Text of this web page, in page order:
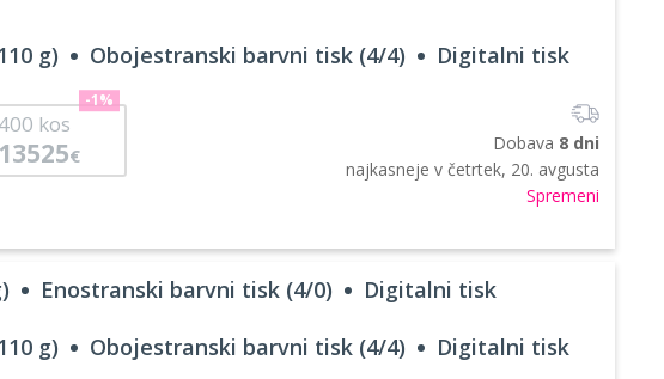
g) Obojestranski barvni tisk (4/4) Digitalni tisk
400 kos
13525€
-1%
Dobava 8 dni
najkasneje v četrtek, 20. avgusta
Spremeni
Enostranski barvni tisk (4/0) Digitalni tisk
g) Obojestranski barvni tisk (4/4) Digitalni tisk